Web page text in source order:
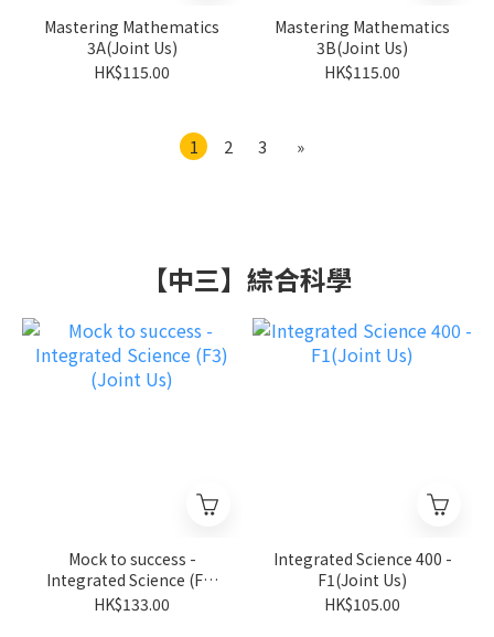
Mastering Mathematics
3A(Joint Us)
HK$115.00
Mastering Mathematics
3B(Joint Us)
HK$115.00
1 2 3 »
【中三】綜合科學
Mock to success -
Integrated Science (F3)
(Joint Us)
HK$133.00
Integrated Science 400 -
F1(Joint Us)
HK$105.00